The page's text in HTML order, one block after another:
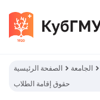
الصفحة الرئيسية الجامعة
حقوق إقامة الطلاب